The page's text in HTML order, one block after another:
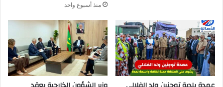
منذ أسبوع واحد